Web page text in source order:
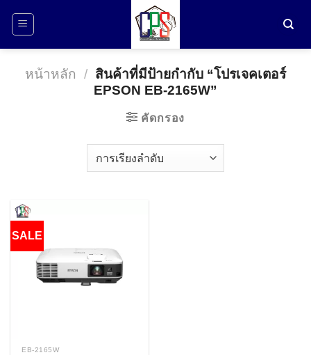
หน้าหลัก / สินค้าที่มีป้ายกำกับ “โปรเจคเตอร์
EPSON EB-2165W”
คัดกรอง
SALE
EB-2165W